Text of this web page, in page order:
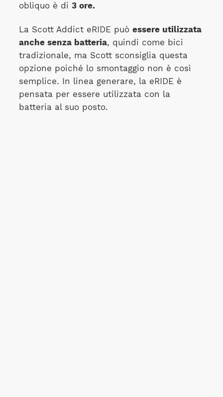
obliquo è di 3 ore.
La Scott Addict eRIDE può essere utilizzata
anche senza batteria, quindi come bici
tradizionale, ma Scott sconsiglia questa
opzione poiché lo smontaggio non è così
semplice. In linea generare, la eRIDE è
pensata per essere utilizzata con la
batteria al suo posto.